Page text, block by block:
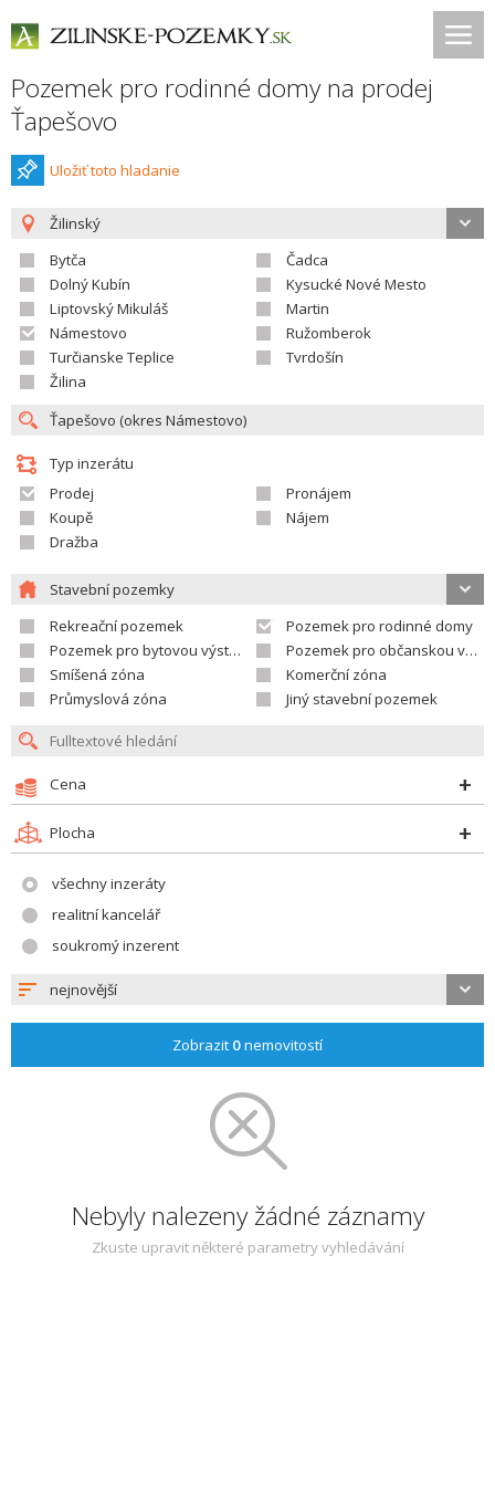
Pozemek pro rodinné domy na prodej
Ťapešovo
Uložiť toto hladanie
Žilinský
Bytča
Čadca
Dolný Kubín
Kysucké Nové Mesto
Liptovský Mikuláš
Martin
Námestovo
Ružomberok
Turčianske Teplice
Tvrdošín
Žilina
Typ inzerátu
Prodej
Pronájem
Koupě
Nájem
Dražba
Stavební pozemky
Rekreační pozemek
Pozemek pro rodinné domy
Pozemek pro bytovou výstavbu
Pozemek pro občanskou vybavenost
Smíšená zóna
Komerční zóna
Průmyslová zóna
Jiný stavební pozemek
Cena
Plocha
všechny inzeráty
realitní kancelář
soukromý inzerent
nejnovější
Zobrazit 0nemovitostí
Nebyly nalezeny žádné záznamy
Zkuste upravit některé parametry vyhledávání